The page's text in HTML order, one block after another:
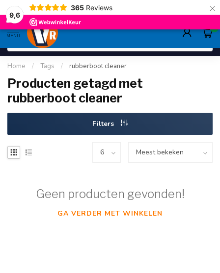
9,6
365 Reviews ×
gratis verzending>80,-
MENU
0
Home / Tags / rubberboot cleaner
Producten getagd met
rubberboot cleaner
Filters
Geen producten gevonden!
GA VERDER MET WINKELEN